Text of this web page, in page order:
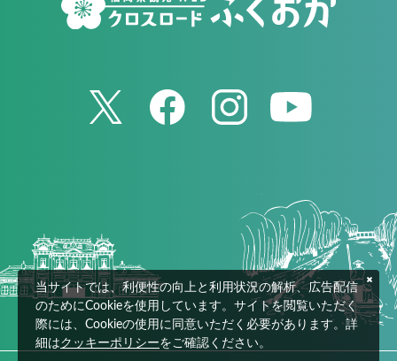
当サイトでは、利便性の向上と利用状況の解析、広告配信
のためにCookieを使用しています。サイトを閲覧いただく
際には、Cookieの使用に同意いただく必要があります。詳
細はクッキーポリシーをご確認ください。